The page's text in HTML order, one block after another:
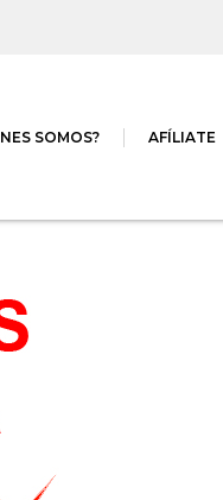
SOMOS? AFÍLIATE